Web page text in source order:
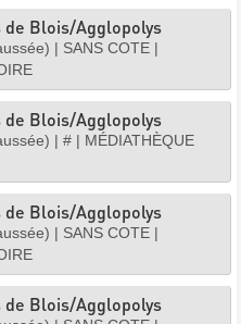
Blois/Agglopolys
| SANS COTE |
Blois/Agglopolys
| # | MÉDIATHÈQUE
Blois/Agglopolys
| SANS COTE |
Blois/Agglopolys